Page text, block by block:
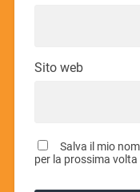
Sito web
Salva il mio
per la prossima